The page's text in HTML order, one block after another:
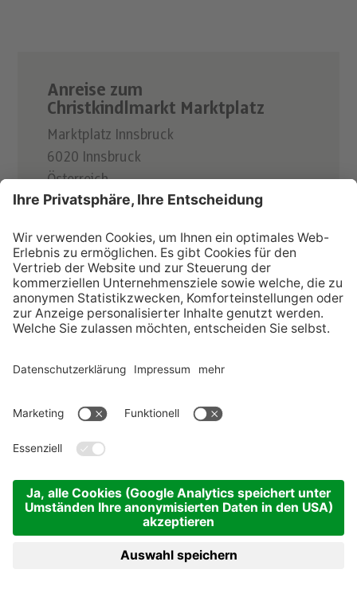
Anreise zum
Christkindlmarkt Marktplatz
Marktplatz Innsbruck
6020 Innsbruck
Österreich
Zur Anreise
POST VOM CHRISTKIND?
INFO
IAI VERANSTALTUNGS GMBH
Cookie-Einstellungen